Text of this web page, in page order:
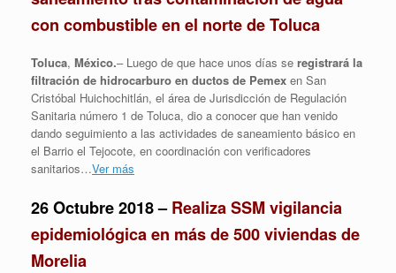
con combustible en el norte de Toluca
Toluca, México.– Luego de que hace unos días se registrará la
filtración de hidrocarburo en ductos de Pemex en San
Cristóbal Huichochitlán, el área de Jurisdicción de Regulación
Sanitaria número 1 de Toluca, dio a conocer que han venido
dando seguimiento a las actividades de saneamiento básico en
el Barrio el Tejocote, en coordinación con verificadores
sanitarios…Ver más
26 Octubre 2018 –Realiza SSM vigilancia
epidemiológica en más de 500 viviendas de
Morelia